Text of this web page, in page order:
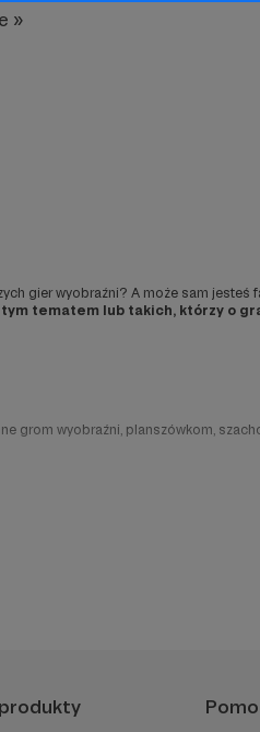
»
gier wyobraźni? A może sam
tematem lub takich, którzy o
grom wyobraźni, planszówkom,
online, dzielą się nagraniami z sesji